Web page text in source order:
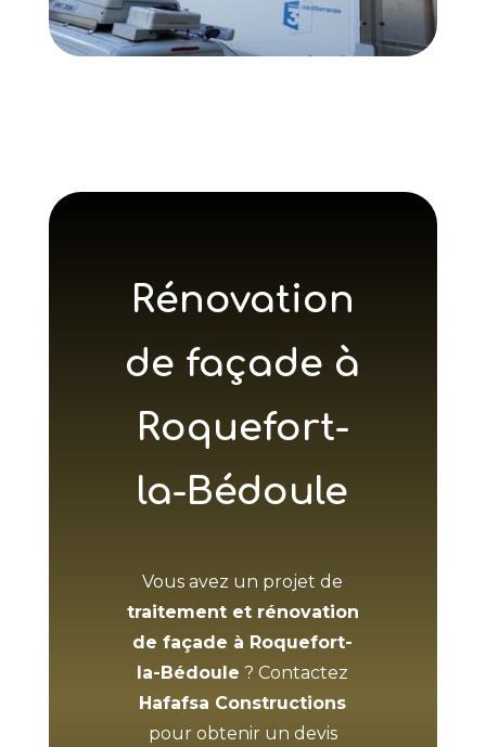
Rénovation
de façade à
Roquefort-
la-Bédoule
Vous avez un projet de
traitement et rénovation
de façade à Roquefort-
la-Bédoule ? Contactez
Hafafsa Constructions
pour obtenir un devis